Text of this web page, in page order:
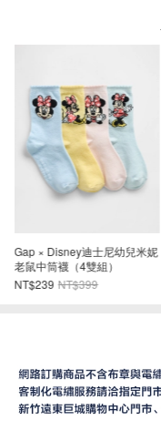
Gap × Disney迪士尼幼兒米妮
老鼠中筒襪（4雙組）
NT$239 NT$399